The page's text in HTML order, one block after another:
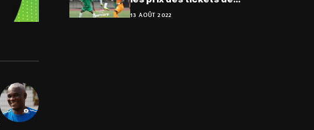
Togo vs Niger dévoilés
13 AOÛT 2022